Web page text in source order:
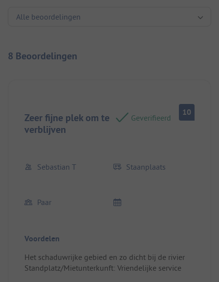
8 Beoordelingen
Zeer fijne plek om te
verblijven
Geverifieerd
10
Sebastian T Staanplaats
Paar
Voordelen
Het schaduwrijke gebied en zo dicht bij de rivier
Standplatz/Mietunterkunft: Vriendelijke service